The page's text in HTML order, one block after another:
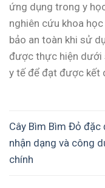
ứng dụng trong y
nghiên cứu khoa
bảo an toàn khi sử
được thực hiện dưới
y tế để đạt được kết
Cây Bìm Bìm Đỏ đặc
nhận dạng và công
chính